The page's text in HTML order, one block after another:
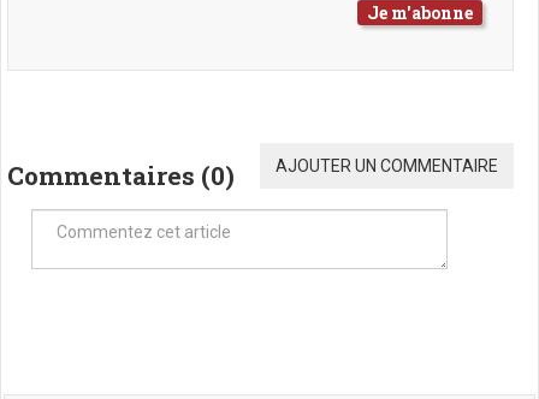
Je m'abonne
Commentaires (0) AJOUTER UN COMMENTAIRE